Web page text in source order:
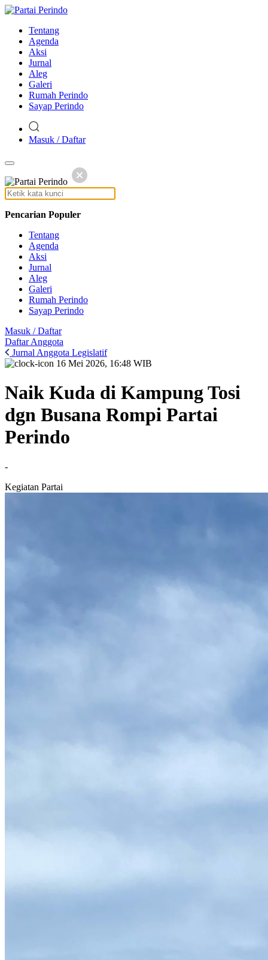
Tentang
Agenda
Aksi
Jurnal
Aleg
Galeri
Rumah Perindo
Sayap Perindo
Masuk / Daftar
Pencarian Populer
Tentang
Agenda
Aksi
Jurnal
Aleg
Galeri
Rumah Perindo
Sayap Perindo
Masuk / Daftar
Daftar Anggota
Jurnal Anggota Legislatif
16 Mei 2026, 16:48 WIB
Naik Kuda di Kampung Tosi
dgn Busana Rompi Partai
Perindo
-
Kegiatan Partai